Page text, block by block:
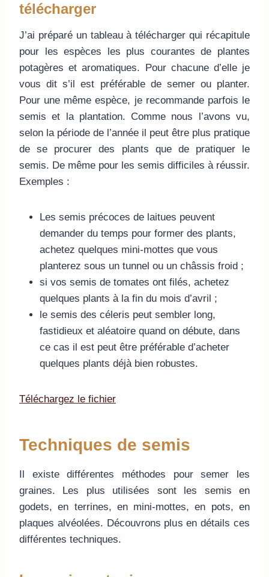
télécharger
J’ai préparé un tableau à télécharger qui récapitule
pour les espèces les plus courantes de plantes
potagères et aromatiques. Pour chacune d’elle je
vous dit s’il est préférable de semer ou planter.
Pour une même espèce, je recommande parfois le
semis et la plantation. Comme nous l’avons vu,
selon la période de l’année il peut être plus pratique
de se procurer des plants que de pratiquer le
semis. De même pour les semis difficiles à réussir.
Exemples :
Les semis précoces de laitues peuvent
demander du temps pour former des plants,
achetez quelques mini-mottes que vous
planterez sous un tunnel ou un châssis froid ;
si vos semis de tomates ont filés, achetez
quelques plants à la fin du mois d’avril ;
le semis des céleris peut sembler long,
fastidieux et aléatoire quand on débute, dans
ce cas il est peut être préférable d’acheter
quelques plants déjà bien robustes.
Téléchargez le fichier
Techniques de semis
Il existe différentes méthodes pour semer les
graines. Les plus utilisées sont les semis en
godets, en terrines, en mini-mottes, en pots, en
plaques alvéolées. Découvrons plus en détails ces
différentes techniques.